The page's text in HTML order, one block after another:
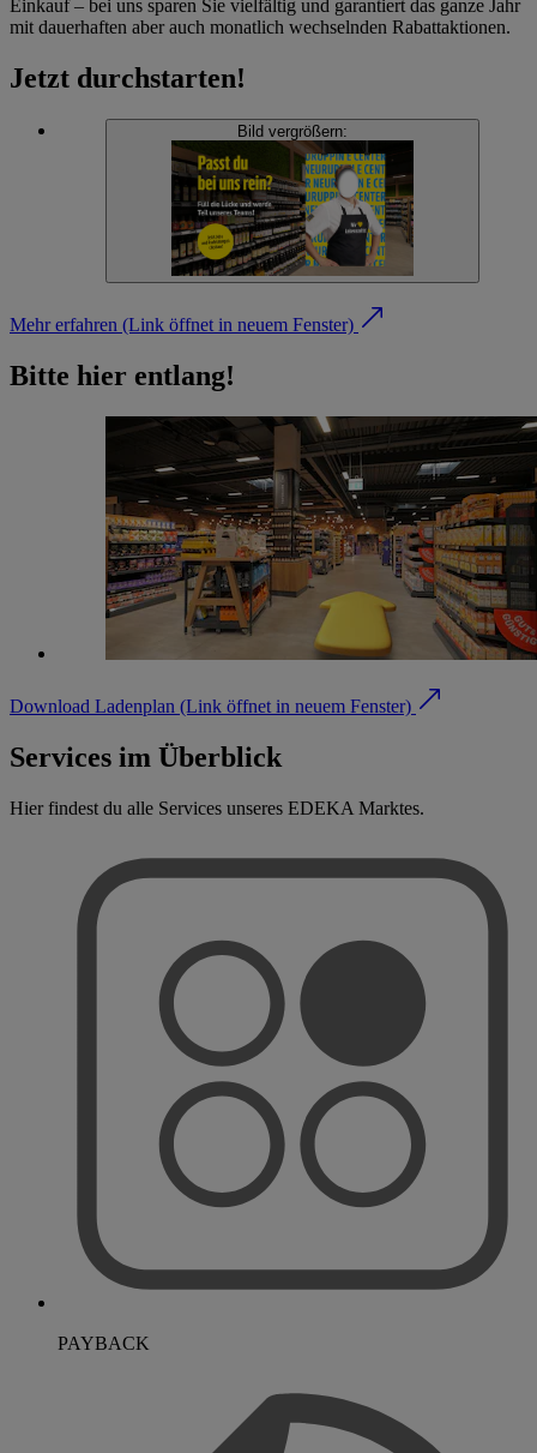
Einkauf – bei uns sparen Sie vielfältig und garantiert das ganze Jahr
mit dauerhaften aber auch monatlich wechselnden Rabattaktionen.
Jetzt durchstarten!
Bild vergrößern:
Mehr erfahren (Link öffnet in neuem Fenster)
Bitte hier entlang!
Download Ladenplan (Link öffnet in neuem Fenster)
Services im Überblick
Hier findest du alle Services unseres EDEKA Marktes.
PAYBACK